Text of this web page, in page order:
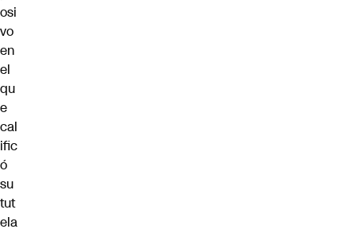
osi
vo
en
el
qu
e
cal
ific
ó
su
tut
ela